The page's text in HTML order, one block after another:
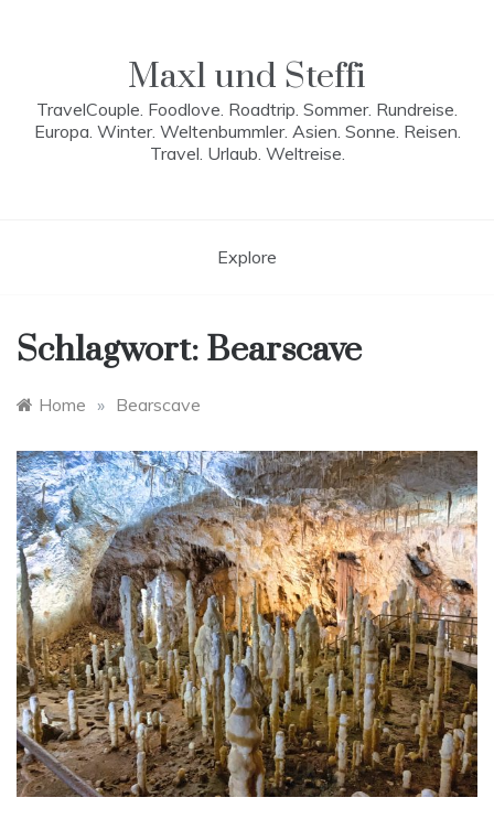
Maxl und Steffi
TravelCouple. Foodlove. Roadtrip. Sommer. Rundreise.
Europa. Winter. Weltenbummler. Asien. Sonne. Reisen.
Travel. Urlaub. Weltreise.
Explore
Schlagwort: Bearscave
Home » Bearscave